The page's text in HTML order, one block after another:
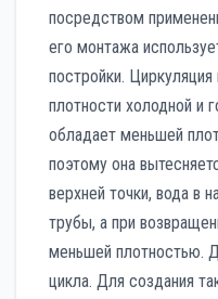
посредством
его монтажа
постройки.
плотности холодной и
обладает меньшей
поэтому она
верхней точки, вода в
трубы, а при
меньшей плотностью.
цикла. Для создания